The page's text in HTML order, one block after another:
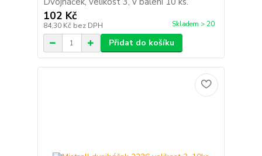
102 Kč
84,30 Kč bez DPH Skladem > 20
Přidat do košíku